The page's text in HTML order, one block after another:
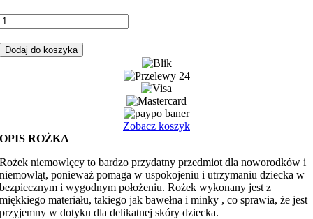
Dodaj do koszyka
Zobacz koszyk
OPIS ROŻKA
Rożek niemowlęcy to bardzo przydatny przedmiot dla noworodków i
niemowląt, ponieważ pomaga w uspokojeniu i utrzymaniu dziecka w
bezpiecznym i wygodnym położeniu. Rożek wykonany jest z
miękkiego materiału, takiego jak bawełna i minky , co sprawia, że jest
przyjemny w dotyku dla delikatnej skóry dziecka.